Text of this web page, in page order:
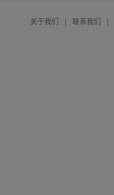
关于我们 | 联系我们 |